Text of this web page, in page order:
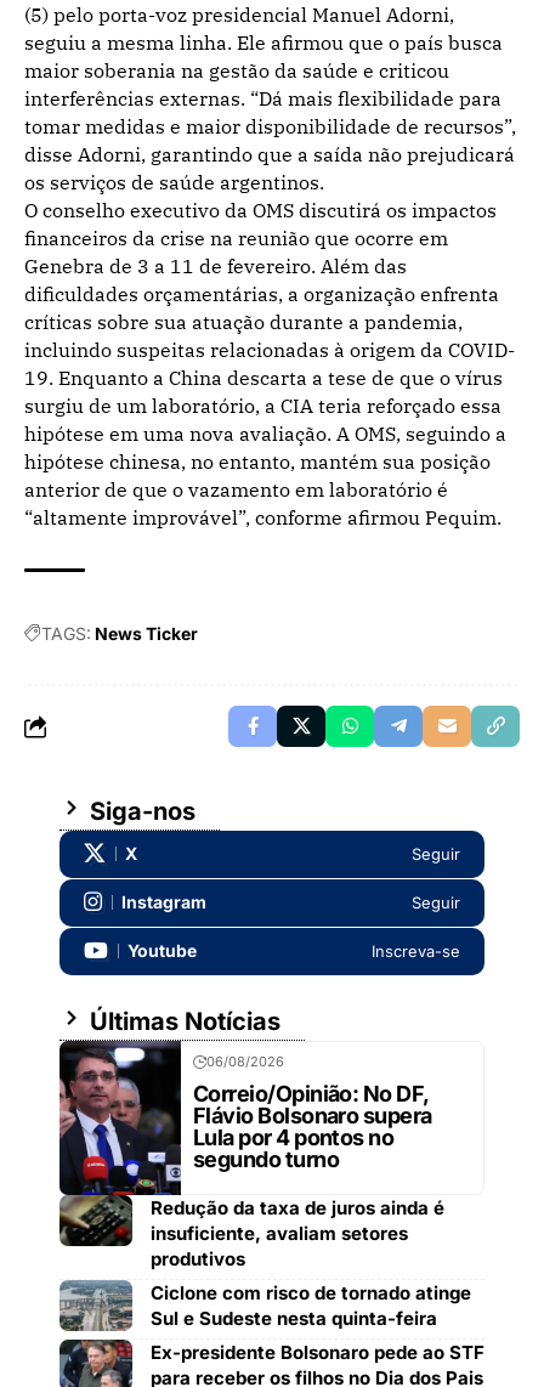
(5) pelo porta-voz presidencial Manuel Adorni,
seguiu a mesma linha. Ele afirmou que o país busca
maior soberania na gestão da saúde e criticou
interferências externas. “Dá mais flexibilidade para
tomar medidas e maior disponibilidade de recursos”,
disse Adorni, garantindo que a saída não prejudicará
os serviços de saúde argentinos.
O conselho executivo da OMS discutirá os impactos
financeiros da crise na reunião que ocorre em
Genebra de 3 a 11 de fevereiro. Além das
dificuldades orçamentárias, a organização enfrenta
críticas sobre sua atuação durante a pandemia,
incluindo suspeitas relacionadas à origem da COVID-
19. Enquanto a China descarta a tese de que o vírus
surgiu de um laboratório, a CIA teria reforçado essa
hipótese em uma nova avaliação. A OMS, seguindo a
hipótese chinesa, no entanto, mantém sua posição
anterior de que o vazamento em laboratório é
“altamente improvável”, conforme afirmou Pequim.
TAGS: News Ticker
Siga-nos
X Seguir
Instagram Seguir
Youtube Inscreva-se
Últimas Notícias
06/08/2026
Correio/Opinião: No DF,
Flávio Bolsonaro supera
Lula por 4 pontos no
segundo turno
Redução da taxa de juros ainda é
insuficiente, avaliam setores
produtivos
Ciclone com risco de tornado atinge
Sul e Sudeste nesta quinta-feira
Ex-presidente Bolsonaro pede ao STF
para receber os filhos no Dia dos Pais